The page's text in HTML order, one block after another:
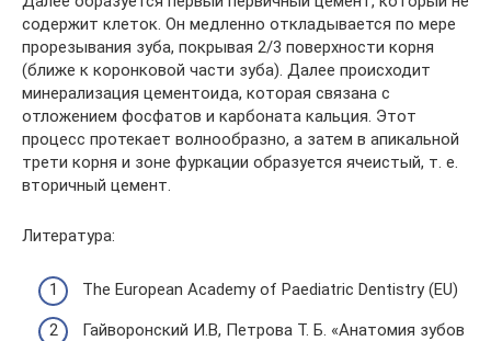
содержит клеток. Он медленно откладывается по мере
прорезывания зуба, покрывая 2/3 поверхности корня
(ближе к коронковой части зуба). Далее происходит
минерализация цементоида, которая связана с
отложением фосфатов и карбоната кальция. Этот
процесс протекает волнообразно, а затем в апикальной
трети корня и зоне фуркации образуется ячеистый, т. е.
вторичный цемент.
Литература:
The European Academy of Paediatric Dentistry (EU)
Гайворонский И.В, Петрова Т. Б. «Анатомия зубов